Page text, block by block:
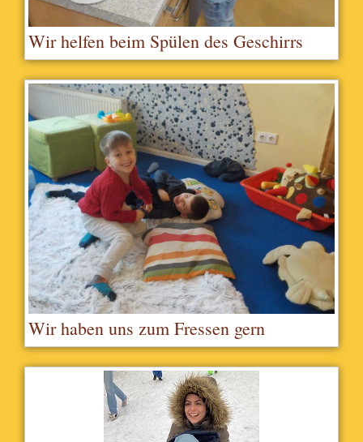
Wir helfen beim Spülen des Geschirrs
Wir haben uns zum Fressen gern